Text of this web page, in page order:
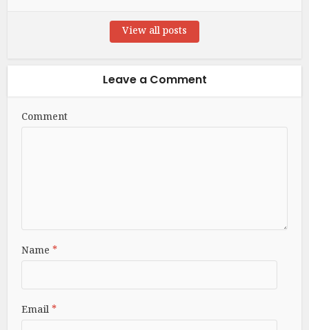
View all posts
Leave a Comment
Comment
Name*
Email*